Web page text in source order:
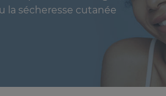
la sécheresse cutanée